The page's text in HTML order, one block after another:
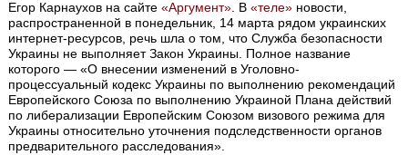
Егор Карнаухов на сайте«Аргумент». В«теле» новости,
распространенной в понедельник, 14 марта рядом украинских
интернет-ресурсов, речь шла о том, что Служба безопасности
Украины не выполняет Закон Украины. Полное название
которого — «О внесении изменений в Уголовно-
процессуальный кодекс Украины по выполнению рекомендаций
Европейского Союза по выполнению Украиной Плана действий
по либерализации Европейским Союзом визового режима для
Украины относительно уточнения подследственности органов
предварительного расследования».